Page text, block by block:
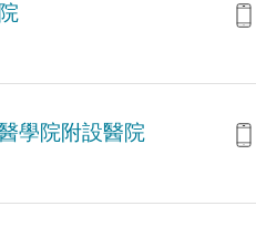
學院附設醫院